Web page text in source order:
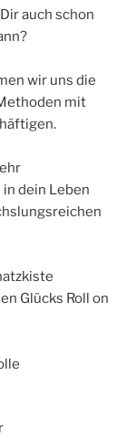
auch schon
wir uns die
mit
dein Leben
Glücks Roll on